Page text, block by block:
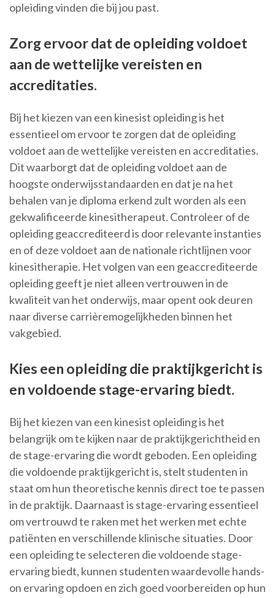
opleiding vinden die bij jou past.
Zorg ervoor dat de opleiding voldoet
aan de wettelijke vereisten en
accreditaties.
Bij het kiezen van een kinesist opleiding is het
essentieel om ervoor te zorgen dat de opleiding
voldoet aan de wettelijke vereisten en accreditaties.
Dit waarborgt dat de opleiding voldoet aan de
hoogste onderwijsstandaarden en dat je na het
behalen van je diploma erkend zult worden als een
gekwalificeerde kinesitherapeut. Controleer of de
opleiding geaccrediteerd is door relevante instanties
en of deze voldoet aan de nationale richtlijnen voor
kinesitherapie. Het volgen van een geaccrediteerde
opleiding geeft je niet alleen vertrouwen in de
kwaliteit van het onderwijs, maar opent ook deuren
naar diverse carrièremogelijkheden binnen het
vakgebied.
Kies een opleiding die praktijkgericht is
en voldoende stage-ervaring biedt.
Bij het kiezen van een kinesist opleiding is het
belangrijk om te kijken naar de praktijkgerichtheid en
de stage-ervaring die wordt geboden. Een opleiding
die voldoende praktijkgericht is, stelt studenten in
staat om hun theoretische kennis direct toe te passen
in de praktijk. Daarnaast is stage-ervaring essentieel
om vertrouwd te raken met het werken met echte
patiënten en verschillende klinische situaties. Door
een opleiding te selecteren die voldoende stage-
ervaring biedt, kunnen studenten waardevolle hands-
on ervaring opdoen en zich goed voorbereiden op hun